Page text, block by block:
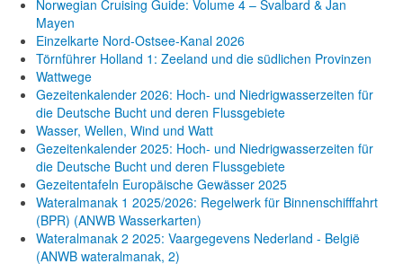
Norwegian Cruising Guide: Volume 4 – Svalbard & Jan
Mayen
Einzelkarte Nord-Ostsee-Kanal 2026
Törnführer Holland 1: Zeeland und die südlichen Provinzen
Wattwege
Gezeitenkalender 2026: Hoch- und Niedrigwasserzeiten für
die Deutsche Bucht und deren Flussgebiete
Wasser, Wellen, Wind und Watt
Gezeitenkalender 2025: Hoch- und Niedrigwasserzeiten für
die Deutsche Bucht und deren Flussgebiete
Gezeitentafeln Europäische Gewässer 2025
Wateralmanak 1 2025/2026: Regelwerk für Binnenschifffahrt
(BPR) (ANWB Wasserkarten)
Wateralmanak 2 2025: Vaargegevens Nederland - België
(ANWB wateralmanak, 2)